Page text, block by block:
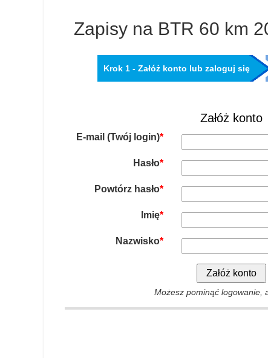
Zapisy na BTR 60 km
Krok 1 - Załóż konto lub zaloguj się
Załóż konto
E-mail (Twój login)*
Hasło*
Powtórz hasło*
Imię*
Nazwisko*
Możesz pominąć logowanie,